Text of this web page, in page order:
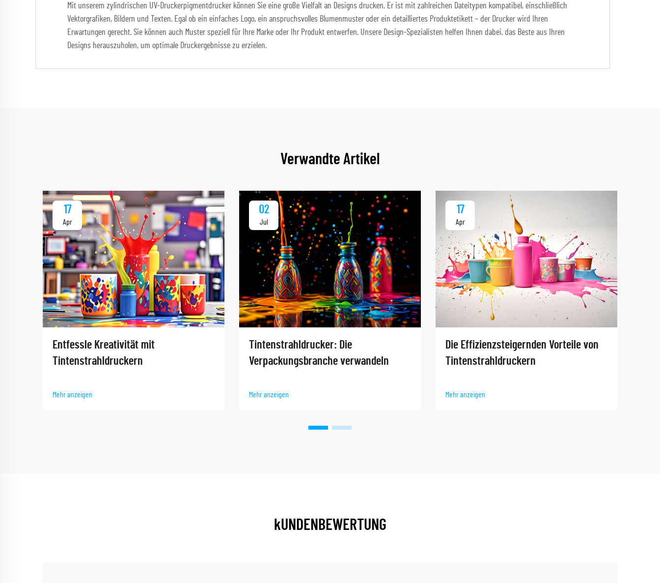
Mit unserem zylindrischen UV-Druckerpigmentdrucker können Sie eine große Vielfalt an Designs drucken. Er ist mit zahlreichen Dateitypen kompatibel, einschließlich
Vektorgrafiken, Bildern und Texten. Egal ob ein einfaches Logo, ein anspruchsvolles Blumenmuster oder ein detailliertes Produktetikett – der Drucker wird Ihren
Erwartungen gerecht. Sie können auch Muster speziell für Ihre Marke oder Ihr Produkt entwerfen. Unsere Design-Spezialisten helfen Ihnen dabei, das Beste aus Ihren
Designs herauszuholen, um optimale Druckergebnisse zu erzielen.
Verwandte Artikel
17
Apr
Entfessle Kreativität mit
Tintenstrahldruckern
Mehr anzeigen
02
Jul
Tintenstrahldrucker: Die
Verpackungsbranche verwandeln
Mehr anzeigen
17
Apr
Die Effizienzsteigernden Vorteile von
Tintenstrahldruckern
Mehr anzeigen
kUNDENBEWERTUNG